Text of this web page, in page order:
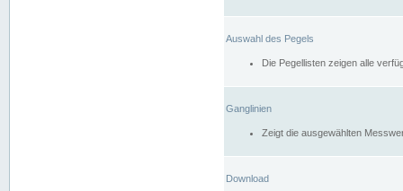
Auswahl des Pegels
Die Pegellisten zeigen alle
Ganglinien
Zeigt die ausgewählten
Download